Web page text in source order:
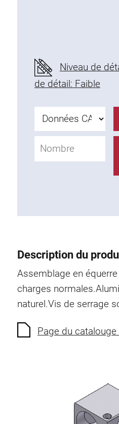
Niveau de
de détail: Faible
Description du
Assemblage en
charges normales.
naturel.Vis de serrage
Page du catalouge